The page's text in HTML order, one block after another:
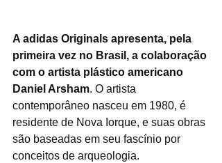
A adidas Originals apresenta, pela
primeira vez no Brasil, a colaboração
com o artista plástico americano
Daniel Arsham. O artista
contemporâneo nasceu em 1980, é
residente de Nova Iorque, e suas obras
são baseadas em seu fascínio por
conceitos de arqueologia.